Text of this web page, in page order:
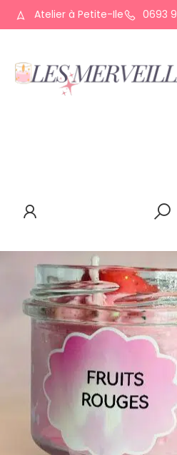
Atelier à Petite-Ile 0693
Créations Les
Accueil Spray